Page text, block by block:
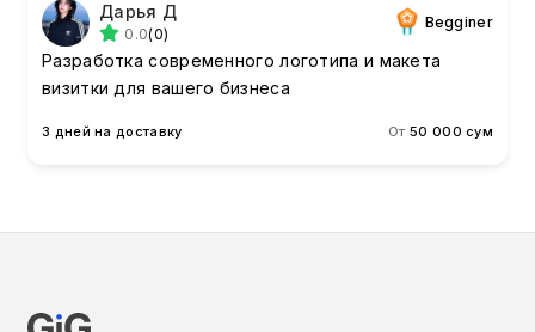
Дарья Д
0.0(0)
Begginer
Разработка современного логотипа и макета
визитки для вашего бизнеса
3 дней на доставку От 50 000 сум